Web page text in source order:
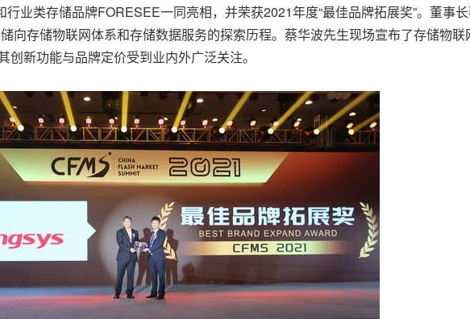
业类存储品牌FORESEE一同亮相，并荣获2021年度“最佳品牌拓展奖”。董事
向存储物联网体系和存储数据服务的探索历程。蔡华波先生现场宣布了存储物
新功能与品牌定价受到业内外广泛关注。